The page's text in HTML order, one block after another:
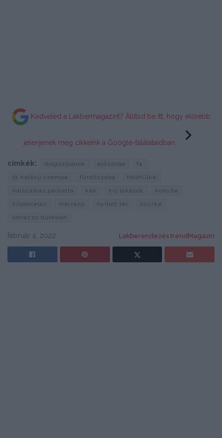
Kedveled a Lakbermagazint? Állítsd be itt, hogy előrébb
jelenjenek meg cikkeink a Google-találataidban.
címkék: dolgozósarok előszoba
fa
fa hatású csempe
fürdőszoba
hálófülke
halszálkás parketta
kék kis lakások
konyha
kőporcelán
márvány nyitott tér
szürke
terrazzo burkolat
február 4, 2022 Lakberendezés trendMagazin